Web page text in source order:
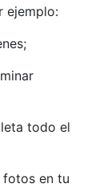
ejemplo:
todo el
fotos en tu